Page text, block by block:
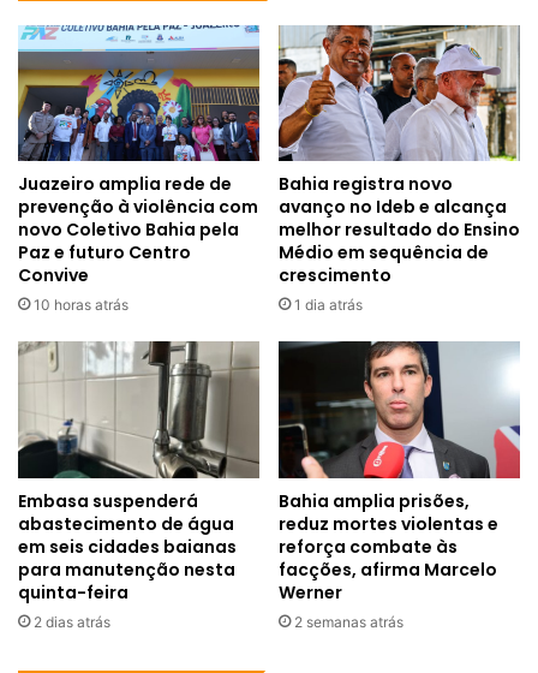
Juazeiro amplia rede de
prevenção à violência com
novo Coletivo Bahia pela
Paz e futuro Centro
Convive
10 horas atrás
Bahia registra novo
avanço no Ideb e alcança
melhor resultado do Ensino
Médio em sequência de
crescimento
1 dia atrás
Embasa suspenderá
abastecimento de água
em seis cidades baianas
para manutenção nesta
quinta-feira
2 dias atrás
Bahia amplia prisões,
reduz mortes violentas e
reforça combate às
facções, afirma Marcelo
Werner
2 semanas atrás